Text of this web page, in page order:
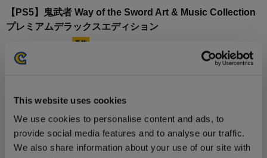
This website uses cookies
We use cookies to personalise content and ads, to
provide social media features and to analyse our traffic.
We also share information about your use of our site with
【PS5】鬼武者 Way of the Sword Art & Music Collection
プレミアムデラックスエディション
在庫：○ |934ポイント
お届け開始日： 2026/09/04